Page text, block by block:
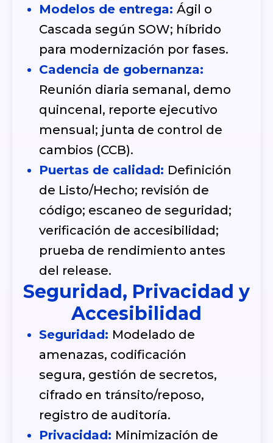
Modelos de entrega: Ágil o
Cascada según SOW; híbrido
para modernización por fases.
Cadencia de gobernanza:
Reunión diaria semanal, demo
quincenal, reporte ejecutivo
mensual; junta de control de
cambios (CCB).
Puertas de calidad: Definición
de Listo/Hecho; revisión de
código; escaneo de seguridad;
verificación de accesibilidad;
prueba de rendimiento antes
del release.
Seguridad, Privacidad y
Accesibilidad
Seguridad: Modelado de
amenazas, codificación
segura, gestión de secretos,
cifrado en tránsito/reposo,
registro de auditoría.
Privacidad: Minimización de